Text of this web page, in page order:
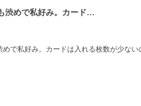
渋めで私好み。カード…
めで私好み。カードは入れる枚数が少な